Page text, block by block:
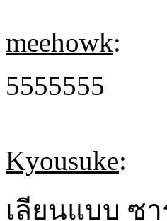
meehowk:
5555555
Kyousuke:
เลียนแบบ ซ